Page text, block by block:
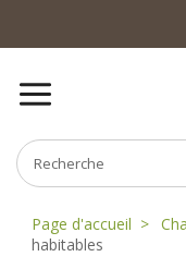
Page d'accueil
habitables